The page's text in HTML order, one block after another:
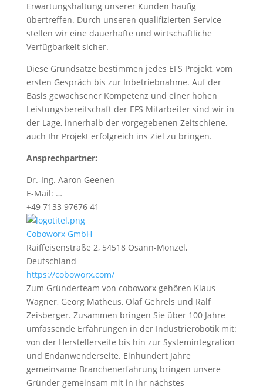
Erwartungshaltung unserer Kunden häufig
übertreffen. Durch unseren qualifizierten Service
stellen wir eine dauerhafte und wirtschaftliche
Verfügbarkeit sicher.
Diese Grundsätze bestimmen jedes EFS Projekt, vom
ersten Gespräch bis zur Inbetriebnahme. Auf der
Basis gewachsener Kompetenz und einer hohen
Leistungsbereitschaft der EFS Mitarbeiter sind wir in
der Lage, innerhalb der vorgegebenen Zeitschiene,
auch Ihr Projekt erfolgreich ins Ziel zu bringen.
Ansprechpartner:
Dr.-Ing. Aaron Geenen
E-Mail: …
+49 7133 97676 41
Coboworx GmbH
Raiffeisenstraße 2, 54518 Osann-Monzel,
Deutschland
https://coboworx.com/
Zum Gründerteam von coboworx gehören Klaus
Wagner, Georg Matheus, Olaf Gehrels und Ralf
Zeisberger. Zusammen bringen Sie über 100 Jahre
umfassende Erfahrungen in der Industrierobotik mit:
von der Herstellerseite bis hin zur Systemintegration
und Endanwenderseite. Einhundert Jahre
gemeinsame Branchenerfahrung bringen unsere
Gründer gemeinsam mit in Ihr nächstes